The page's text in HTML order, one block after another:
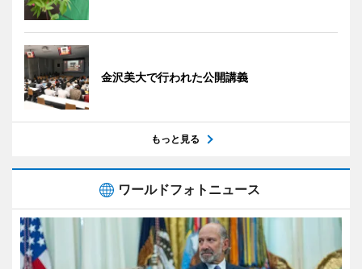
金沢美大で行われた公開講義
もっと見る
ワールドフォトニュース